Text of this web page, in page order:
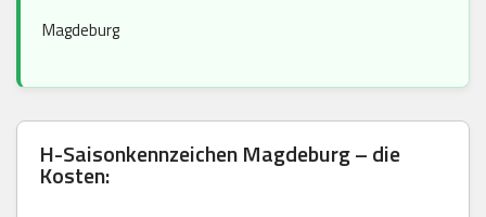
Magdeburg
H-Saisonkennzeichen Magdeburg – die
Kosten: